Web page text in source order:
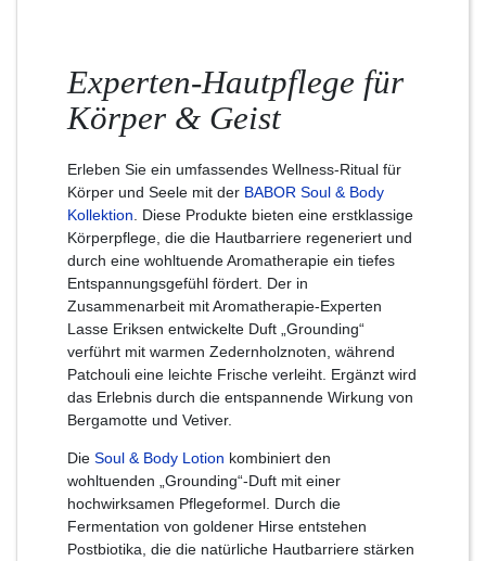
Experten-Hautpflege für
Körper & Geist
Erleben Sie ein umfassendes Wellness-Ritual für
Körper und Seele mit der BABOR Soul & Body
Kollektion . Diese Produkte bieten eine erstklassige
Körperpflege, die die Hautbarriere regeneriert und
durch eine wohltuende Aromatherapie ein tiefes
Entspannungsgefühl fördert. Der in
Zusammenarbeit mit Aromatherapie-Experten
Lasse Eriksen entwickelte Duft „Grounding“
verführt mit warmen Zedernholznoten, während
Patchouli eine leichte Frische verleiht. Ergänzt wird
das Erlebnis durch die entspannende Wirkung von
Bergamotte und Vetiver.
Die Soul & Body Lotion kombiniert den
wohltuenden „Grounding“-Duft mit einer
hochwirksamen Pflegeformel. Durch die
Fermentation von goldener Hirse entstehen
Postbiotika, die die natürliche Hautbarriere stärken